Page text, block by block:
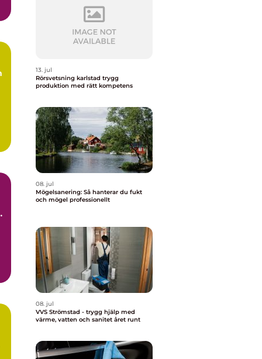
13. jul
Rörsvetsning karlstad trygg
produktion med rätt kompetens
08. jul
Mögelsanering: Så hanterar du fukt
och mögel professionellt
08. jul
VVS Strömstad - trygg hjälp med
värme, vatten och sanitet året runt